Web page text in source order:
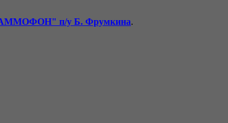
п/у Б. Фрумкина.